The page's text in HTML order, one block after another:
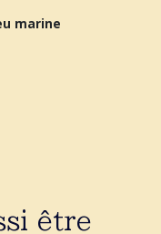
marine
être